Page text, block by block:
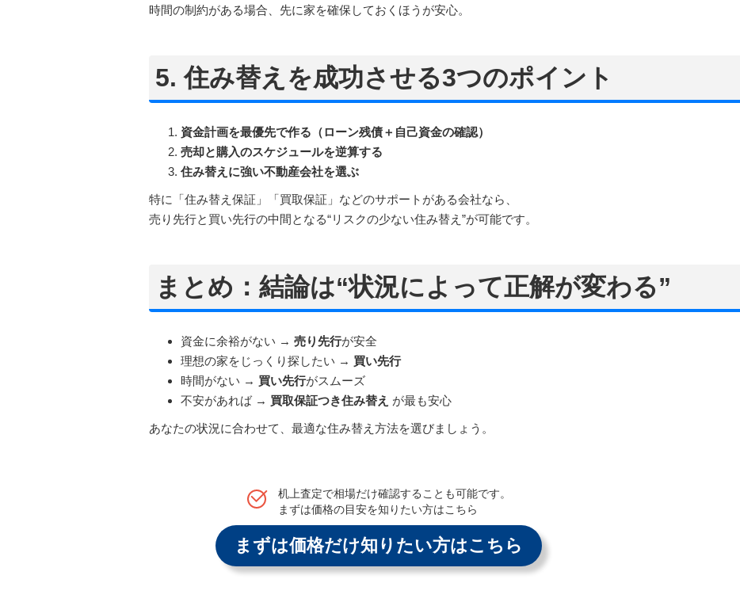
時間の制約がある場合、先に家を確保しておくほうが安心。
5. 住み替えを成功させる3つのポイント
資金計画を最優先で作る（ローン残債＋自己資金の確認）
売却と購入のスケジュールを逆算する
住み替えに強い不動産会社を選ぶ
特に「住み替え保証」「買取保証」などのサポートがある会社なら、
売り先行と買い先行の中間となる“リスクの少ない住み替え”が可能です。
まとめ：結論は“状況によって正解が変わる”
資金に余裕がない →売り先行が安全
理想の家をじっくり探したい → 買い先行
時間がない → 買い先行がスムーズ
不安があれば → 買取保証つき住み替え が最も安心
あなたの状況に合わせて、最適な住み替え方法を選びましょう。
机上査定で相場だけ確認することも可能です。
まずは価格の目安を知りたい方はこちら
まずは価格だけ知りたい方はこちら